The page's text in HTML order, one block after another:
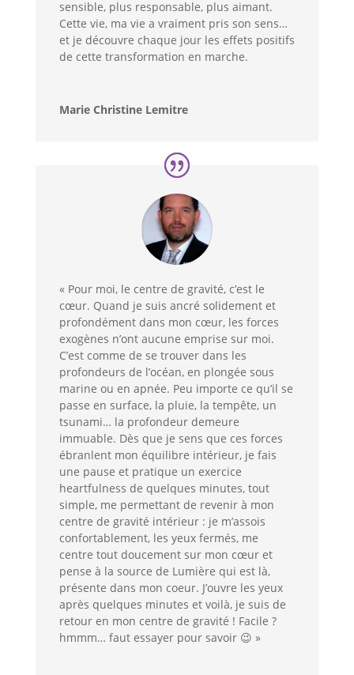
sensible, plus responsable, plus aimant.
Cette vie, ma vie a vraiment pris son sens…
et je découvre chaque jour les effets positifs
de cette transformation en marche.
Marie Christine Lemitre
« Pour moi, le centre de gravité, c’est le
cœur. Quand je suis ancré solidement et
profondément dans mon cœur, les forces
exogènes n’ont aucune emprise sur moi.
C’est comme de se trouver dans les
profondeurs de l’océan, en plongée sous
marine ou en apnée. Peu importe ce qu’il se
passe en surface, la pluie, la tempête, un
tsunami… la profondeur demeure
immuable. Dès que je sens que ces forces
ébranlent mon équilibre intérieur, je fais
une pause et pratique un exercice
heartfulness de quelques minutes, tout
simple, me permettant de revenir à mon
centre de gravité intérieur : je m’assois
confortablement, les yeux fermés, me
centre tout doucement sur mon cœur et
pense à la source de Lumière qui est là,
présente dans mon coeur. J’ouvre les yeux
après quelques minutes et voilà, je suis de
retour en mon centre de gravité ! Facile ?
hmmm… faut essayer pour savoir 😉 »